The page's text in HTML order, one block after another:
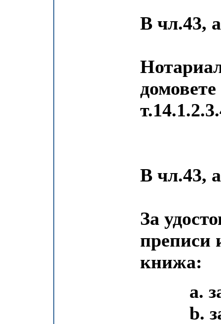
В чл.43,
В чл.43,
За
преписи
книжа:
a. за
b. за